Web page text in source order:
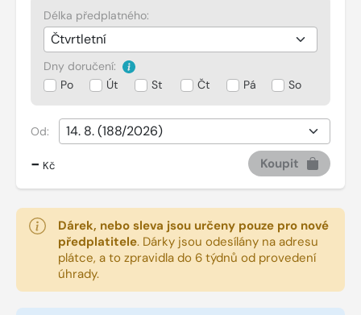
Délka předplatného:
Dny doručení:
Po
Út St Čt Pá So
Od:
- Kč Koupit
Dárek, nebo sleva jsou určeny pouze pro nové
předplatitele. Dárky jsou odesílány na adresu
plátce, a to zpravidla do 6 týdnů od provedení
úhrady.